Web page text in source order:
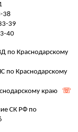
38
39
40
по Краснодарскому
по Краснодарскому
краю
☏
СК РФ по